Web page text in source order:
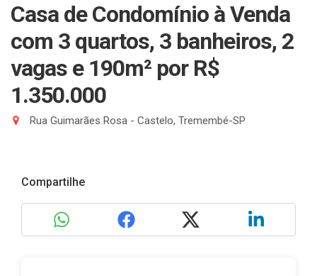
Casa de Condomínio à Venda
com 3 quartos, 3 banheiros, 2
vagas e 190m² por R$
1.350.000
Rua Guimarães Rosa - Castelo, Tremembé-SP
Compartilhe